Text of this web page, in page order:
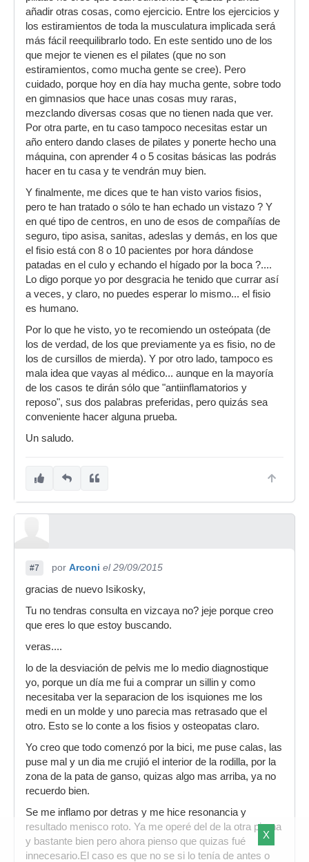
añadir otras cosas, como ejercicio. Entre los ejercicios y
los estiramientos de toda la musculatura implicada será
más fácil reequilibrarlo todo. En este sentido uno de los
que mejor te vienen es el pilates (que no son
estiramientos, como mucha gente se cree). Pero
cuidado, porque hoy en día hay mucha gente, sobre todo
en gimnasios que hace unas cosas muy raras,
mezclando diversas cosas que no tienen nada que ver.
Por otra parte, en tu caso tampoco necesitas estar un
año entero dando clases de pilates y ponerte hecho una
máquina, con aprender 4 o 5 cositas básicas las podrás
hacer en tu casa y te vendrán muy bien.
Y finalmente, me dices que te han visto varios fisios,
pero te han tratado o sólo te han echado un vistazo ? Y
en qué tipo de centros, en uno de esos de compañías de
seguro, tipo asisa, sanitas, adeslas y demás, en los que
el fisio está con 8 o 10 pacientes por hora dándose
patadas en el culo y echando el hígado por la boca ?....
Lo digo porque yo por desgracia he tenido que currar así
a veces, y claro, no puedes esperar lo mismo... el fisio
es humano.
Por lo que he visto, yo te recomiendo un osteópata (de
los de verdad, de los que previamente ya es fisio, no de
los de cursillos de mierda). Y por otro lado, tampoco es
mala idea que vayas al médico... aunque en la mayoría
de los casos te dirán sólo que "antiinflamatorios y
reposo", sus dos palabras preferidas, pero quizás sea
conveniente hacer alguna prueba.
Un saludo.
#7 por Arconi el 29/09/2015
gracias de nuevo Isikosky,
Tu no tendras consulta en vizcaya no? jeje porque creo
que eres lo que estoy buscando.
veras....
lo de la desviación de pelvis me lo medio diagnostique
yo, porque un día me fui a comprar un sillin y como
necesitaba ver la separacion de los isquiones me los
medi en un molde y uno parecia mas retrasado que el
otro. Esto se lo conte a los fisios y osteopatas claro.
Yo creo que todo comenzó por la bici, me puse calas, las
puse mal y un dia me crujió el interior de la rodilla, por la
zona de la pata de ganso, quizas algo mas arriba, ya no
recuerdo bien.
Se me inflamo por detras y me hice resonancia y
resultado menisco roto. Ya me operé del de la otra pierna
y bastante bien pero ahora pienso que quizas fué
innecesario.El caso es que no se si lo tenía de antes o
X